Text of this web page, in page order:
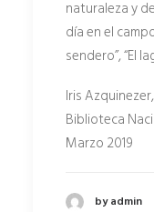
naturaleza y
día en el
sendero”, “El
Iris
Biblioteca
Marzo 2019
by admin